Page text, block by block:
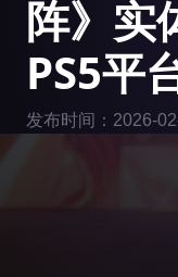
阵》实
PS5平
发布时间：2026-